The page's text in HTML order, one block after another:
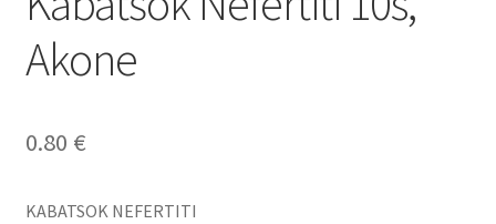
Akone
0.80 €
KABATSOK NEFERTITI